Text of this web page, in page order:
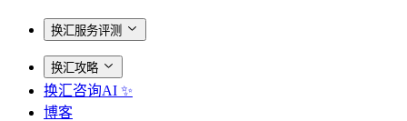
换汇服务评测
换汇攻略
换汇咨询AI ✨
博客